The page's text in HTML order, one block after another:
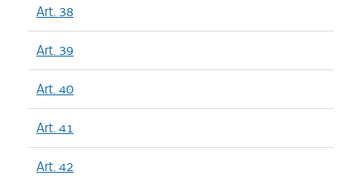
Art. 38
Art. 39
Art. 40
Art. 41
Art. 42